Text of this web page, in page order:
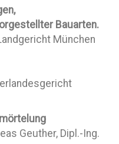
Bauarten.
München
Geuther, Dipl.-Ing.